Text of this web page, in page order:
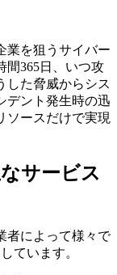
業を狙うサイバー
間365日、いつ攻
した脅威からシス
デント発生時の迅
ソースだけで実現
サービス
者によって様々で
ています。